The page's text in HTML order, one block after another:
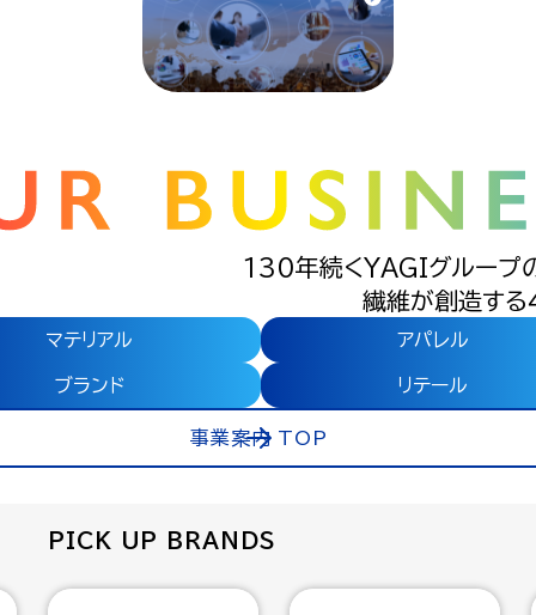
130年続くYAGIグループ
繊維が創造する
マテリアル アパレル
ブランド リテール
事業案内 TOP
PICK UP BRANDS